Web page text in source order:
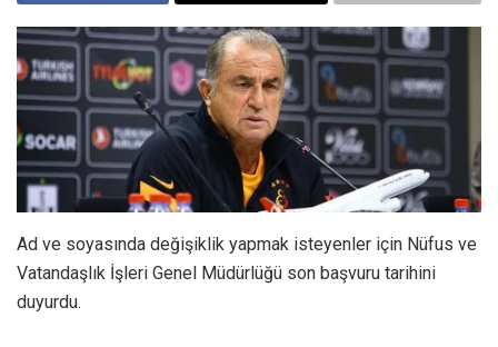
Ad ve soyasında değişiklik yapmak isteyenler için Nüfus ve
Vatandaşlık İşleri Genel Müdürlüğü son başvuru tarihini
duyurdu.